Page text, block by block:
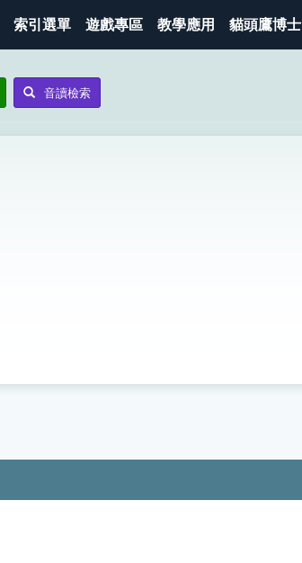
索引選單 遊戲專區 教學應用 貓頭鷹博士
音讀檢索